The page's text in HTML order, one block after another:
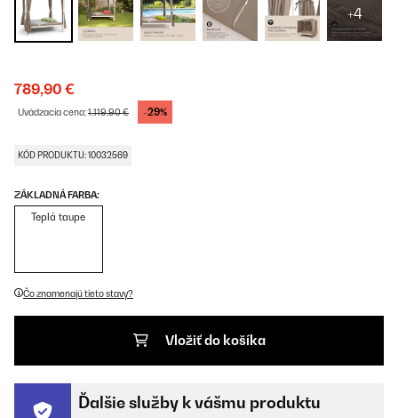
+4
789,90 €
Uvádzacia cena:1.119,90 € -29%
KÓD PRODUKTU: 10032569
ZÁKLADNÁ FARBA:
Teplá taupe
Čo znamenajú tieto stavy?
Vložiť do košíka
Ďalšie služby k vášmu produktu